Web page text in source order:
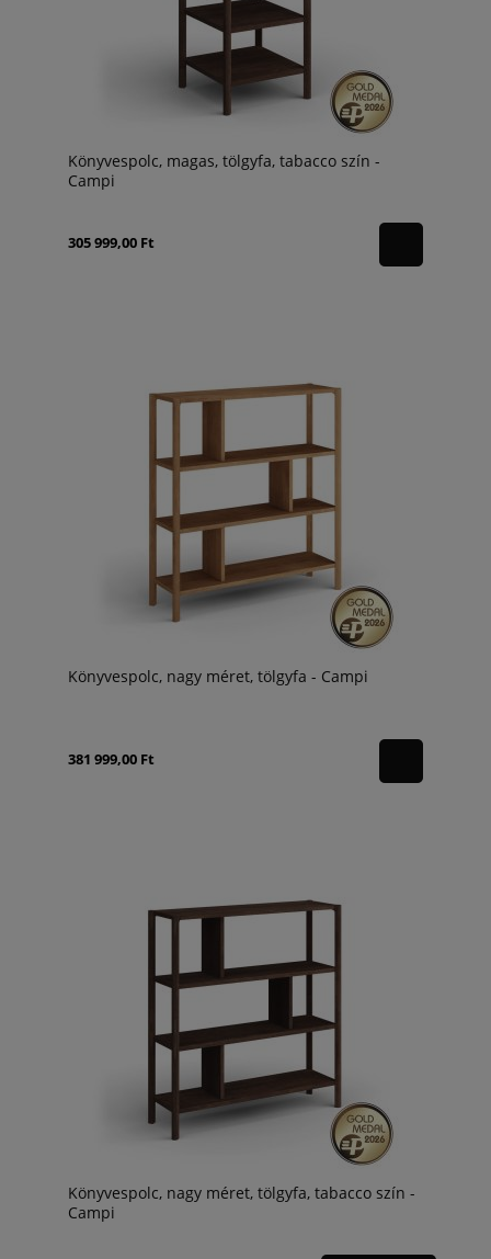
Könyvespolc, magas, tölgyfa, tabacco szín -
Campi
305 999,00 Ft
Könyvespolc, nagy méret, tölgyfa - Campi
381 999,00 Ft
Könyvespolc, nagy méret, tölgyfa, tabacco szín -
Campi